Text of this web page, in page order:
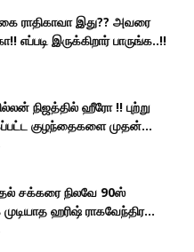
ராதிகாவா இது?? அவரை
எப்படி இருக்கிறார் பாருங்க..!!
நிஜத்தில் ஹீரோ !! புற்று
குழந்தைகளை முதன்...
சக்கரை நிலவே 90ஸ்
ஹரிஷ் ராகவேந்திர...